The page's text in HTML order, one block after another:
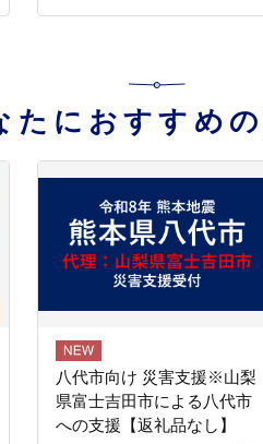
たにおすすめ
八代市向け 災害支援※山梨
県富士吉田市による八代市
への支援【返礼品なし】